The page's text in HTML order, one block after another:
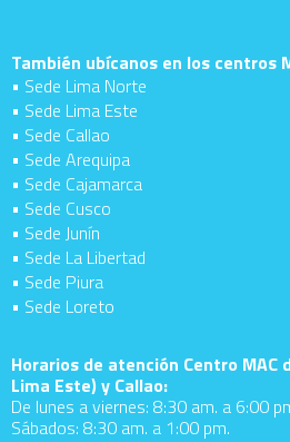
También ubícanos en los centros
• Sede Lima Norte
• Sede Lima Este
• Sede Callao
• Sede Arequipa
• Sede Cajamarca
• Sede Cusco
• Sede Junín
• Sede La Libertad
• Sede Piura
• Sede Loreto
Horarios de atención Centro MAC
Lima Este) y Callao:
De lunes a viernes: 8:30 am. a 6:00
Sábados: 8:30 am. a 1:00 pm.